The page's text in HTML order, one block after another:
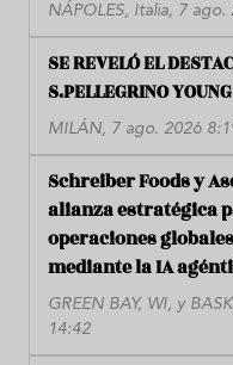
NÁPOLES, Italia, 7 ago.
SE REVELÓ EL
S.PELLEGRINO
MILÁN, 7 ago. 2026
Schreiber Foods y
alianza estratégica
operaciones
mediante la IA
GREEN BAY, WI, y
14:42